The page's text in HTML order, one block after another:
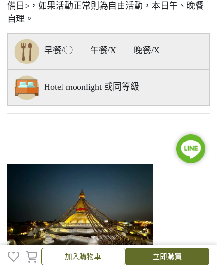
加入購物車 立即購買
備日>，如果活動正常則為自由活動，本日午、晚餐
自理。
早餐/◯ 午餐/X 晚餐/X
Hotel moonlight 或同等級